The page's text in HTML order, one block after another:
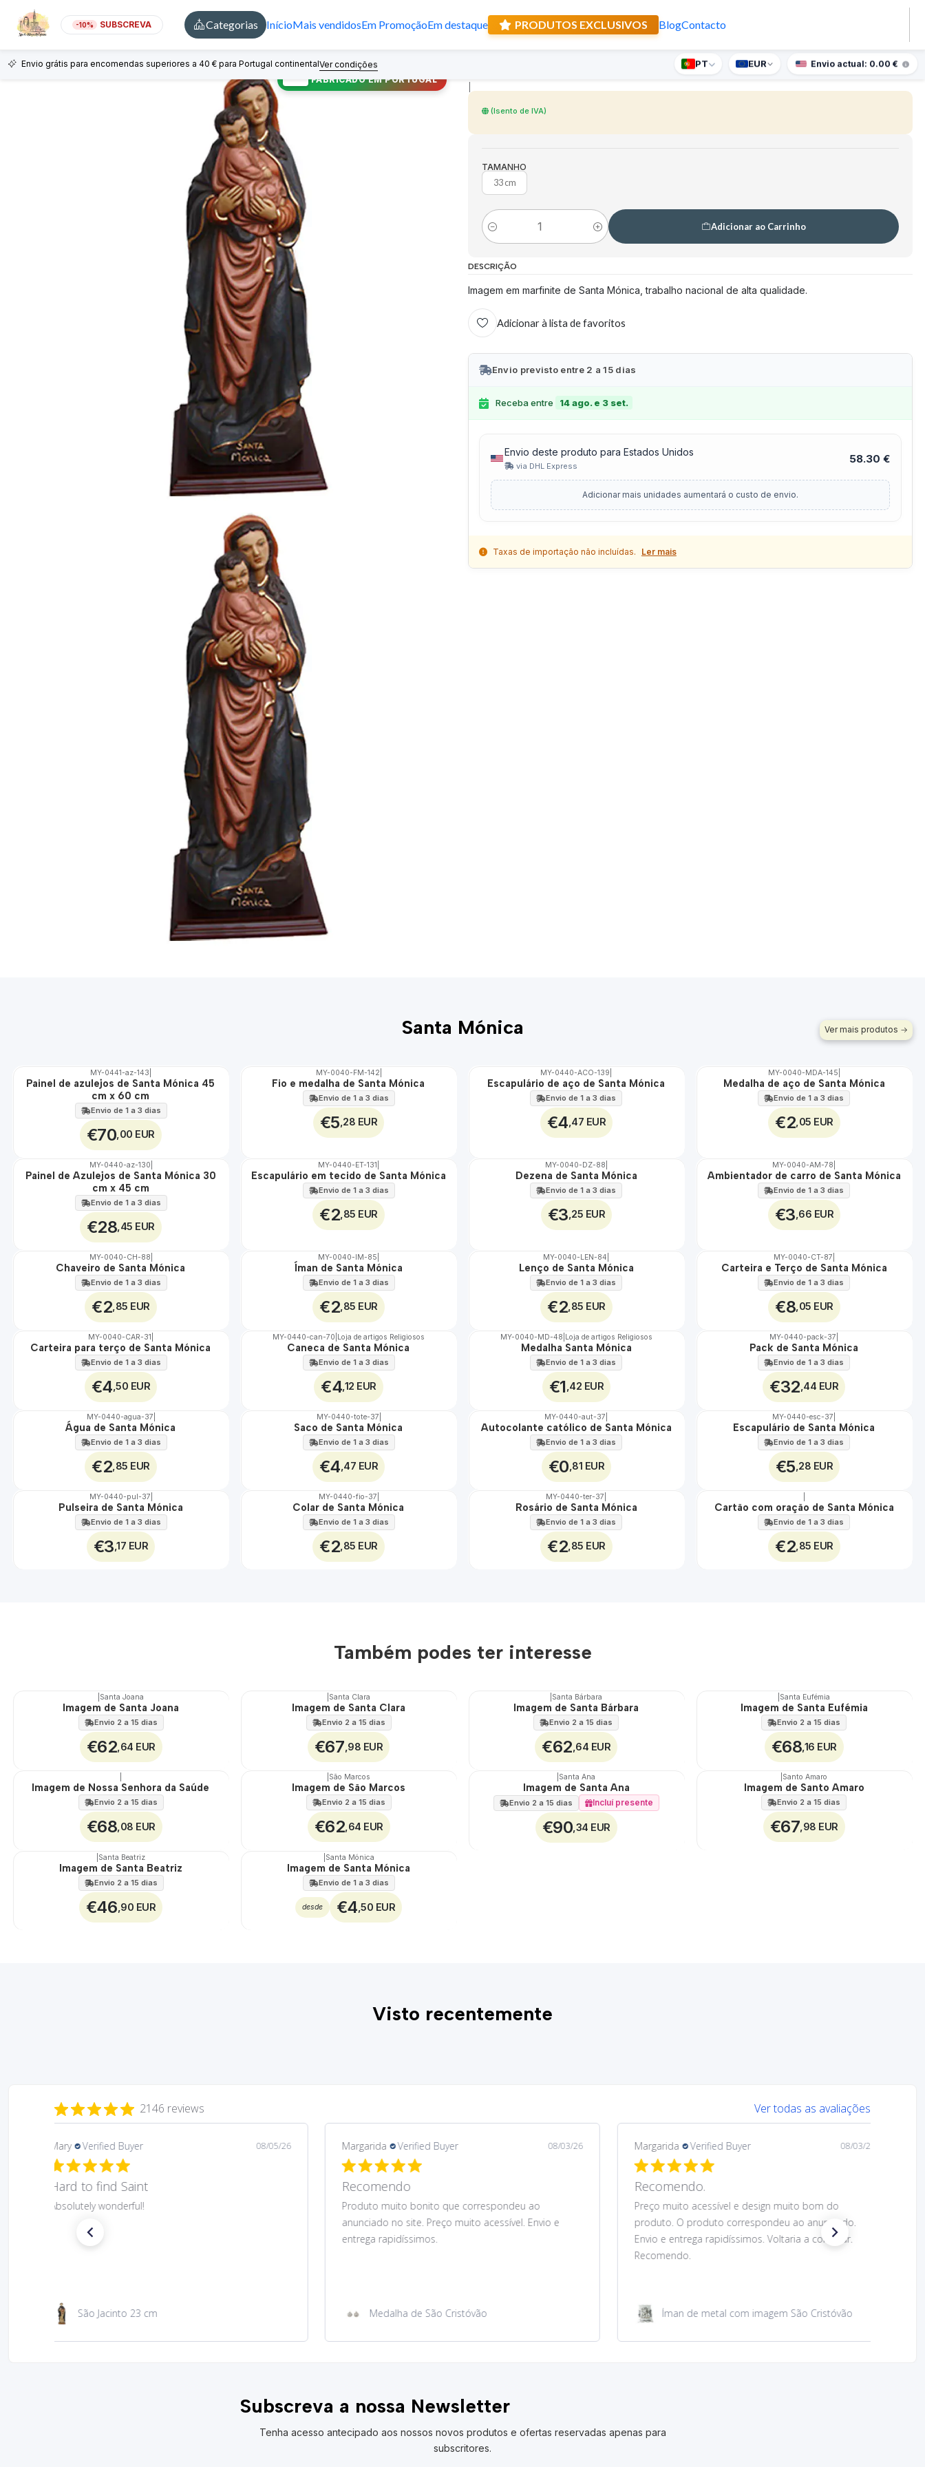
-10% SUBSCREVA Categorias InícioMais vendidosEm PromoçãoEm destaque PRODUTOS EXCLUSIVOS BlogContacto
Envio grátis para encomendas superiores a 40 € para Portugal continentalVer condições Recebe presente supresa para encomendas superiores a 90€
PT EUR Envio actual: 0.00 €
FABRICADO EM PORTUGAL Imagem de Santa Mónica
(Isento de IVA)
TAMANHO
33 cm
Quantidade
Adicionar ao Carrinho
DESCRIÇÃO
Imagem em marfinite de Santa Mónica, trabalho nacional de alta qualidade.
Adicionar à lista de favoritos
Envio previsto entre 2 a 15 dias
Receba entre 14 ago. e 3 set.
Envio deste produto para Estados Unidos
via DHL Express
58.30 €
Adicionar mais unidades aumentará o custo de envio.
Taxas de importação não incluídas. Ler mais
Santa Mónica Ver mais produtos
🇵🇹
MY-0441-az-143
Painel de azulejos de Santa Mónica 45
cm x 60 cm
Envio de 1 a 3 dias
€70 ,00 EUR
ÁGUA
MY-0040-FM-142
Fio e medalha de Santa Mónica
Envio de 1 a 3 dias
€5 ,28 EUR
🇵🇹
MY-0440-ACO-139
Escapulário de aço de Santa Mónica
Envio de 1 a 3 dias
€4 ,47 EUR
🇵🇹
MY-0040-MDA-145
Medalha de aço de Santa Mónica
Envio de 1 a 3 dias
€2 ,05 EUR
🇵🇹
MY-0440-az-130
Painel de Azulejos de Santa Mónica 30
cm x 45 cm
Envio de 1 a 3 dias
€28 ,45 EUR
🇵🇹
MY-0440-ET-131
Escapulário em tecido de Santa Mónica
Envio de 1 a 3 dias
€2 ,85 EUR
MY-0040-DZ-88
Dezena de Santa Mónica
Envio de 1 a 3 dias
€3 ,25 EUR
🇵🇹
MY-0040-AM-78
Ambientador de carro de Santa Mónica
Envio de 1 a 3 dias
€3 ,66 EUR
MY-0040-CH-88
Chaveiro de Santa Mónica
Envio de 1 a 3 dias
€2 ,85 EUR
MY-0040-IM-85
Íman de Santa Mónica
Envio de 1 a 3 dias
€2 ,85 EUR
MY-0040-LEN-84
Lenço de Santa Mónica
Envio de 1 a 3 dias
€2 ,85 EUR
🇵🇹
MY-0040-CT-87
Carteira e Terço de Santa Mónica
Envio de 1 a 3 dias
€8 ,05 EUR
🇵🇹
MY-0040-CAR-31
Carteira para terço de Santa Mónica
Envio de 1 a 3 dias
€4 ,50 EUR
MY-0440-can-70 Loja de artigos Religiosos
Caneca de Santa Mónica
Envio de 1 a 3 dias
€4 ,12 EUR
MY-0040-MD-48 Loja de artigos Religiosos
Medalha Santa Mónica
Envio de 1 a 3 dias
€1 ,42 EUR
MY-0440-pack-37
Pack de Santa Mónica
Envio de 1 a 3 dias
€32 ,44 EUR
MY-0440-agua-37
Água de Santa Mónica
Envio de 1 a 3 dias
€2 ,85 EUR
MY-0440-tote-37
Saco de Santa Mónica
Envio de 1 a 3 dias
€4 ,47 EUR
🇵🇹
MY-0440-aut-37
Autocolante católico de Santa Mónica
Envio de 1 a 3 dias
€0 ,81 EUR
MY-0440-esc-37
Escapulário de Santa Mónica
Envio de 1 a 3 dias
€5 ,28 EUR
MY-0440-pul-37
Pulseira de Santa Mónica
Envio de 1 a 3 dias
€3 ,17 EUR
MY-0440-fio-37
Colar de Santa Mónica
Envio de 1 a 3 dias
€2 ,85 EUR
MY-0440-ter-37
Rosário de Santa Mónica
Envio de 1 a 3 dias
€2 ,85 EUR
🇵🇹
Cartão com oração de Santa Mónica
Envio de 1 a 3 dias
€2 ,85 EUR
Também podes ter interesse
Santa Joana
Imagem de Santa Joana
Envio 2 a 15 dias
€62 ,64 EUR
Santa Clara
Imagem de Santa Clara
Envio 2 a 15 dias
€67 ,98 EUR
Santa Bárbara
Imagem de Santa Bárbara
Envio 2 a 15 dias
€62 ,64 EUR
Santa Eufémia
Imagem de Santa Eufémia
Envio 2 a 15 dias
€68 ,16 EUR
🇵🇹
Imagem de Nossa Senhora da Saúde
Envio 2 a 15 dias
€68 ,08 EUR
São Marcos
Imagem de São Marcos
Envio 2 a 15 dias
€62 ,64 EUR
100%
Santa Ana
Imagem de Santa Ana
Envio 2 a 15 dias Incluí presente
€90 ,34 EUR
Santo Amaro
Imagem de Santo Amaro
Envio 2 a 15 dias
€67 ,98 EUR
Santa Beatriz
Imagem de Santa Beatriz
Envio 2 a 15 dias
€46 ,90 EUR
Santa Mónica
Imagem de Santa Mónica
Envio de 1 a 3 dias
desde €4 ,50 EUR
Visto recentemente
2146 reviews Ver todas as avaliações
Mary Verified Buyer 08/05/26
Hard to find Saint
Absolutely wonderful!
São Jacinto 23 cm
Margarida Verified Buyer 08/03/26
Recomendo
Produto muito bonito que correspondeu ao
anunciado no site. Preço muito acessível. Envio e
entrega rapidíssimos.
Medalha de São Cristóvão
Margarida Verified Buyer 08/03/26
Recomendo.
Preço muito acessível e design muito bom do
produto. O produto correspondeu ao anunciado.
Envio e entrega rapidíssimos. Voltaria a comprar.
Recomendo.
Íman de metal com imagem São Cristóvão
Subscreva a nossa Newsletter
Tenha acesso antecipado aos nossos novos produtos e ofertas reservadas apenas para
subscritores.